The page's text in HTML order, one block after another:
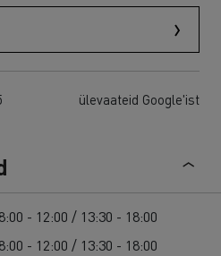
ülevaateid Google'ist
- 12:00 / 13:30 - 18:00
- 12:00 / 13:30 - 18:00